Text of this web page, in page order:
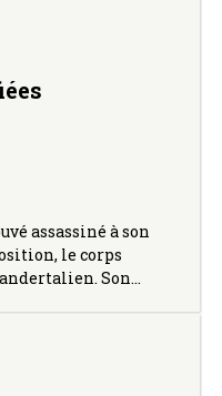
assassiné à son
le corps
Son…